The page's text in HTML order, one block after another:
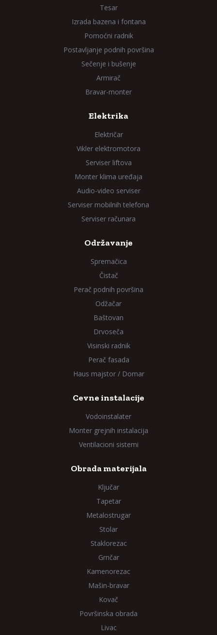
Tesar
Izrada bazena i fontana
Pomoćni radnik
Postavljanje podnih površina
Sečenje i bušenje
Armirač
Bravar-monter
Elektrika
Električar
Vikler elektromotora
Serviser liftova
Monter klima uređaja
Audio-video serviser
Serviser mobilnih telefona
Serviser računara
Održavanje
Spremačica
Čistač
Perač podnih površina
Odžačar
Baštovan
Drvoseča
Visinski radnik
Perač fasada
Haus majstor / Domar
Cevne instalacije
Vodoinstalater
Monter grejnih instalacija
Ventilacioni sistemi
Obrada materijala
Ključar
Tapetar
Metalostrugar
Stolar
Staklorezac
Grnčar
Kamenorezac
Mašin-bravar
Kovač
Površinska obrada
Livac